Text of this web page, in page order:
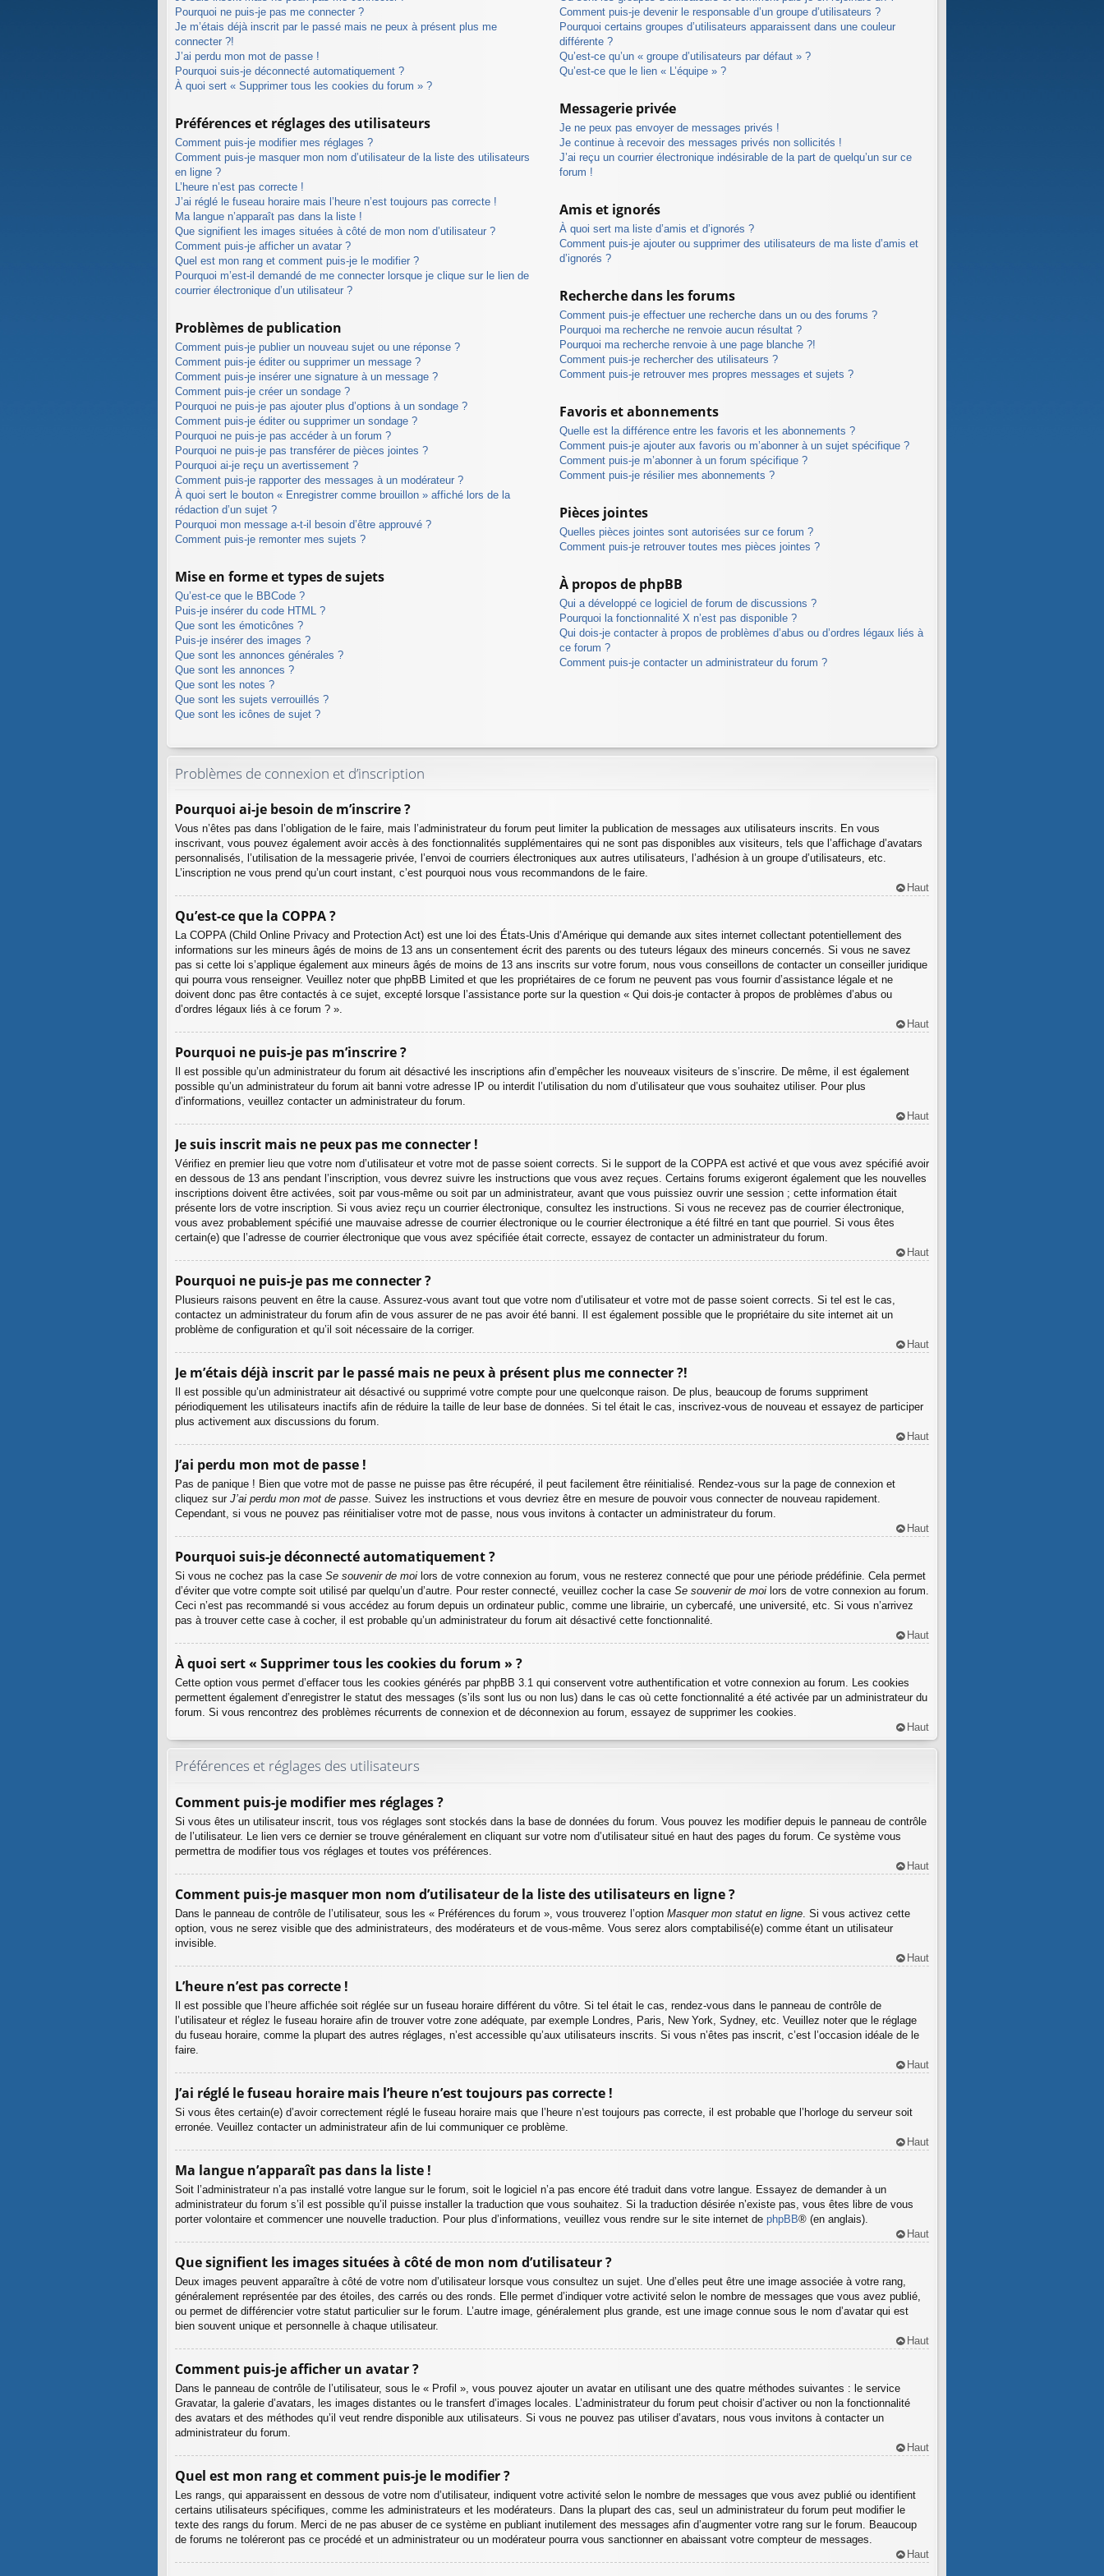
Pourquoi ne puis-je pas me connecter ?
Je m’étais déjà inscrit par le passé mais ne peux à présent plus me
connecter ?!
J’ai perdu mon mot de passe !
Pourquoi suis-je déconnecté automatiquement ?
À quoi sert « Supprimer tous les cookies du forum » ?
Préférences et réglages des utilisateurs
Comment puis-je modifier mes réglages ?
Comment puis-je masquer mon nom d’utilisateur de la liste des utilisateurs
en ligne ?
L’heure n’est pas correcte !
J’ai réglé le fuseau horaire mais l’heure n’est toujours pas correcte !
Ma langue n’apparaît pas dans la liste !
Que signifient les images situées à côté de mon nom d’utilisateur ?
Comment puis-je afficher un avatar ?
Quel est mon rang et comment puis-je le modifier ?
Pourquoi m’est-il demandé de me connecter lorsque je clique sur le lien de
courrier électronique d’un utilisateur ?
Problèmes de publication
Comment puis-je publier un nouveau sujet ou une réponse ?
Comment puis-je éditer ou supprimer un message ?
Comment puis-je insérer une signature à un message ?
Comment puis-je créer un sondage ?
Pourquoi ne puis-je pas ajouter plus d’options à un sondage ?
Comment puis-je éditer ou supprimer un sondage ?
Pourquoi ne puis-je pas accéder à un forum ?
Pourquoi ne puis-je pas transférer de pièces jointes ?
Pourquoi ai-je reçu un avertissement ?
Comment puis-je rapporter des messages à un modérateur ?
À quoi sert le bouton « Enregistrer comme brouillon » affiché lors de la
rédaction d’un sujet ?
Pourquoi mon message a-t-il besoin d’être approuvé ?
Comment puis-je remonter mes sujets ?
Mise en forme et types de sujets
Qu’est-ce que le BBCode ?
Puis-je insérer du code HTML ?
Que sont les émoticônes ?
Puis-je insérer des images ?
Que sont les annonces générales ?
Que sont les annonces ?
Que sont les notes ?
Que sont les sujets verrouillés ?
Que sont les icônes de sujet ?
Comment puis-je devenir le responsable d’un groupe d’utilisateurs ?
Pourquoi certains groupes d’utilisateurs apparaissent dans une couleur
différente ?
Qu’est-ce qu’un « groupe d’utilisateurs par défaut » ?
Qu’est-ce que le lien « L’équipe » ?
Messagerie privée
Je ne peux pas envoyer de messages privés !
Je continue à recevoir des messages privés non sollicités !
J’ai reçu un courrier électronique indésirable de la part de quelqu’un sur ce
forum !
Amis et ignorés
À quoi sert ma liste d’amis et d’ignorés ?
Comment puis-je ajouter ou supprimer des utilisateurs de ma liste d’amis et
d’ignorés ?
Recherche dans les forums
Comment puis-je effectuer une recherche dans un ou des forums ?
Pourquoi ma recherche ne renvoie aucun résultat ?
Pourquoi ma recherche renvoie à une page blanche ?!
Comment puis-je rechercher des utilisateurs ?
Comment puis-je retrouver mes propres messages et sujets ?
Favoris et abonnements
Quelle est la différence entre les favoris et les abonnements ?
Comment puis-je ajouter aux favoris ou m’abonner à un sujet spécifique ?
Comment puis-je m’abonner à un forum spécifique ?
Comment puis-je résilier mes abonnements ?
Pièces jointes
Quelles pièces jointes sont autorisées sur ce forum ?
Comment puis-je retrouver toutes mes pièces jointes ?
À propos de phpBB
Qui a développé ce logiciel de forum de discussions ?
Pourquoi la fonctionnalité X n’est pas disponible ?
Qui dois-je contacter à propos de problèmes d’abus ou d’ordres légaux liés à
ce forum ?
Comment puis-je contacter un administrateur du forum ?
Problèmes de connexion et d’inscription
Pourquoi ai-je besoin de m’inscrire ?
Vous n’êtes pas dans l’obligation de le faire, mais l’administrateur du forum peut limiter la publication de messages aux utilisateurs inscrits. En vous
inscrivant, vous pouvez également avoir accès à des fonctionnalités supplémentaires qui ne sont pas disponibles aux visiteurs, tels que l’affichage d’avatars
personnalisés, l’utilisation de la messagerie privée, l’envoi de courriers électroniques aux autres utilisateurs, l’adhésion à un groupe d’utilisateurs, etc.
L’inscription ne vous prend qu’un court instant, c’est pourquoi nous vous recommandons de le faire.
Haut
Qu’est-ce que la COPPA ?
La COPPA (Child Online Privacy and Protection Act) est une loi des États-Unis d’Amérique qui demande aux sites internet collectant potentiellement des
informations sur les mineurs âgés de moins de 13 ans un consentement écrit des parents ou des tuteurs légaux des mineurs concernés. Si vous ne savez
pas si cette loi s’applique également aux mineurs âgés de moins de 13 ans inscrits sur votre forum, nous vous conseillons de contacter un conseiller juridique
qui pourra vous renseigner. Veuillez noter que phpBB Limited et que les propriétaires de ce forum ne peuvent pas vous fournir d’assistance légale et ne
doivent donc pas être contactés à ce sujet, excepté lorsque l’assistance porte sur la question « Qui dois-je contacter à propos de problèmes d’abus ou
d’ordres légaux liés à ce forum ? ».
Haut
Pourquoi ne puis-je pas m’inscrire ?
Il est possible qu’un administrateur du forum ait désactivé les inscriptions afin d’empêcher les nouveaux visiteurs de s’inscrire. De même, il est également
possible qu’un administrateur du forum ait banni votre adresse IP ou interdit l’utilisation du nom d’utilisateur que vous souhaitez utiliser. Pour plus
d’informations, veuillez contacter un administrateur du forum.
Haut
Je suis inscrit mais ne peux pas me connecter !
Vérifiez en premier lieu que votre nom d’utilisateur et votre mot de passe soient corrects. Si le support de la COPPA est activé et que vous avez spécifié avoir
en dessous de 13 ans pendant l’inscription, vous devrez suivre les instructions que vous avez reçues. Certains forums exigeront également que les nouvelles
inscriptions doivent être activées, soit par vous-même ou soit par un administrateur, avant que vous puissiez ouvrir une session ; cette information était
présente lors de votre inscription. Si vous aviez reçu un courrier électronique, consultez les instructions. Si vous ne recevez pas de courrier électronique,
vous avez probablement spécifié une mauvaise adresse de courrier électronique ou le courrier électronique a été filtré en tant que pourriel. Si vous êtes
certain(e) que l’adresse de courrier électronique que vous avez spécifiée était correcte, essayez de contacter un administrateur du forum.
Haut
Pourquoi ne puis-je pas me connecter ?
Plusieurs raisons peuvent en être la cause. Assurez-vous avant tout que votre nom d’utilisateur et votre mot de passe soient corrects. Si tel est le cas,
contactez un administrateur du forum afin de vous assurer de ne pas avoir été banni. Il est également possible que le propriétaire du site internet ait un
problème de configuration et qu’il soit nécessaire de la corriger.
Haut
Je m’étais déjà inscrit par le passé mais ne peux à présent plus me connecter ?!
Il est possible qu’un administrateur ait désactivé ou supprimé votre compte pour une quelconque raison. De plus, beaucoup de forums suppriment
périodiquement les utilisateurs inactifs afin de réduire la taille de leur base de données. Si tel était le cas, inscrivez-vous de nouveau et essayez de participer
plus activement aux discussions du forum.
Haut
J’ai perdu mon mot de passe !
Pas de panique ! Bien que votre mot de passe ne puisse pas être récupéré, il peut facilement être réinitialisé. Rendez-vous sur la page de connexion et
cliquez sur J’ai perdu mon mot de passe. Suivez les instructions et vous devriez être en mesure de pouvoir vous connecter de nouveau rapidement.
Cependant, si vous ne pouvez pas réinitialiser votre mot de passe, nous vous invitons à contacter un administrateur du forum.
Haut
Pourquoi suis-je déconnecté automatiquement ?
Si vous ne cochez pas la case Se souvenir de moi lors de votre connexion au forum, vous ne resterez connecté que pour une période prédéfinie. Cela permet
d’éviter que votre compte soit utilisé par quelqu’un d’autre. Pour rester connecté, veuillez cocher la case Se souvenir de moi lors de votre connexion au forum.
Ceci n’est pas recommandé si vous accédez au forum depuis un ordinateur public, comme une librairie, un cybercafé, une université, etc. Si vous n’arrivez
pas à trouver cette case à cocher, il est probable qu’un administrateur du forum ait désactivé cette fonctionnalité.
Haut
À quoi sert « Supprimer tous les cookies du forum » ?
Cette option vous permet d’effacer tous les cookies générés par phpBB 3.1 qui conservent votre authentification et votre connexion au forum. Les cookies
permettent également d’enregistrer le statut des messages (s’ils sont lus ou non lus) dans le cas où cette fonctionnalité a été activée par un administrateur du
forum. Si vous rencontrez des problèmes récurrents de connexion et de déconnexion au forum, essayez de supprimer les cookies.
Haut
Préférences et réglages des utilisateurs
Comment puis-je modifier mes réglages ?
Si vous êtes un utilisateur inscrit, tous vos réglages sont stockés dans la base de données du forum. Vous pouvez les modifier depuis le panneau de contrôle
de l’utilisateur. Le lien vers ce dernier se trouve généralement en cliquant sur votre nom d’utilisateur situé en haut des pages du forum. Ce système vous
permettra de modifier tous vos réglages et toutes vos préférences.
Haut
Comment puis-je masquer mon nom d’utilisateur de la liste des utilisateurs en ligne ?
Dans le panneau de contrôle de l’utilisateur, sous les « Préférences du forum », vous trouverez l’option Masquer mon statut en ligne . Si vous activez cette
option, vous ne serez visible que des administrateurs, des modérateurs et de vous-même. Vous serez alors comptabilisé(e) comme étant un utilisateur
invisible.
Haut
L’heure n’est pas correcte !
Il est possible que l’heure affichée soit réglée sur un fuseau horaire différent du vôtre. Si tel était le cas, rendez-vous dans le panneau de contrôle de
l’utilisateur et réglez le fuseau horaire afin de trouver votre zone adéquate, par exemple Londres, Paris, New York, Sydney, etc. Veuillez noter que le réglage
du fuseau horaire, comme la plupart des autres réglages, n’est accessible qu’aux utilisateurs inscrits. Si vous n’êtes pas inscrit, c’est l’occasion idéale de le
faire.
Haut
J’ai réglé le fuseau horaire mais l’heure n’est toujours pas correcte !
Si vous êtes certain(e) d’avoir correctement réglé le fuseau horaire mais que l’heure n’est toujours pas correcte, il est probable que l’horloge du serveur soit
erronée. Veuillez contacter un administrateur afin de lui communiquer ce problème.
Haut
Ma langue n’apparaît pas dans la liste !
Soit l’administrateur n’a pas installé votre langue sur le forum, soit le logiciel n’a pas encore été traduit dans votre langue. Essayez de demander à un
administrateur du forum s’il est possible qu’il puisse installer la traduction que vous souhaitez. Si la traduction désirée n’existe pas, vous êtes libre de vous
porter volontaire et commencer une nouvelle traduction. Pour plus d’informations, veuillez vous rendre sur le site internet de phpBB® (en anglais).
Haut
Que signifient les images situées à côté de mon nom d’utilisateur ?
Deux images peuvent apparaître à côté de votre nom d’utilisateur lorsque vous consultez un sujet. Une d’elles peut être une image associée à votre rang,
généralement représentée par des étoiles, des carrés ou des ronds. Elle permet d’indiquer votre activité selon le nombre de messages que vous avez publié,
ou permet de différencier votre statut particulier sur le forum. L’autre image, généralement plus grande, est une image connue sous le nom d’avatar qui est
bien souvent unique et personnelle à chaque utilisateur.
Haut
Comment puis-je afficher un avatar ?
Dans le panneau de contrôle de l’utilisateur, sous le « Profil », vous pouvez ajouter un avatar en utilisant une des quatre méthodes suivantes : le service
Gravatar, la galerie d’avatars, les images distantes ou le transfert d’images locales. L’administrateur du forum peut choisir d’activer ou non la fonctionnalité
des avatars et des méthodes qu’il veut rendre disponible aux utilisateurs. Si vous ne pouvez pas utiliser d’avatars, nous vous invitons à contacter un
administrateur du forum.
Haut
Quel est mon rang et comment puis-je le modifier ?
Les rangs, qui apparaissent en dessous de votre nom d’utilisateur, indiquent votre activité selon le nombre de messages que vous avez publié ou identifient
certains utilisateurs spécifiques, comme les administrateurs et les modérateurs. Dans la plupart des cas, seul un administrateur du forum peut modifier le
texte des rangs du forum. Merci de ne pas abuser de ce système en publiant inutilement des messages afin d’augmenter votre rang sur le forum. Beaucoup
de forums ne toléreront pas ce procédé et un administrateur ou un modérateur pourra vous sanctionner en abaissant votre compteur de messages.
Haut